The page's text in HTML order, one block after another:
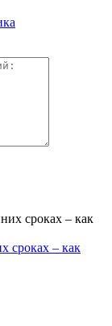
сроках – как